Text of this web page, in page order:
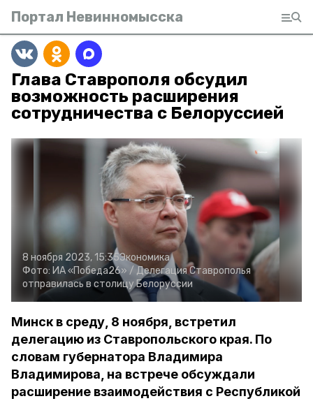
Портал Невинномысска
Глава Ставрополя обсудил
возможность расширения
сотрудничества с Белоруссией
8 ноября 2023, 15:35Экономика
Фото: ИА «Победа26» / Делегация Ставрополья
отправилась в столицу Белоруссии
Минск в среду, 8 ноября, встретил
делегацию из Ставропольского края. По
словам губернатора Владимира
Владимирова, на встрече обсуждали
расширение взаимодействия с Республикой